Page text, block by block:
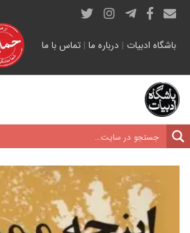
باشگاه ادبیات | درباره ما | تماس با ما